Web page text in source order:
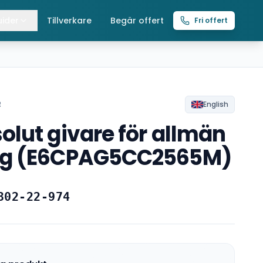
Lintelfrar
Tillverkare Begär offert Fri offert
English
givare för allmän
(E6CPAG5CC2565M)
22-974